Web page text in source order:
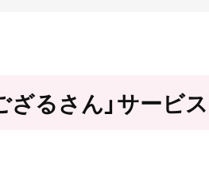
るさん」サービス